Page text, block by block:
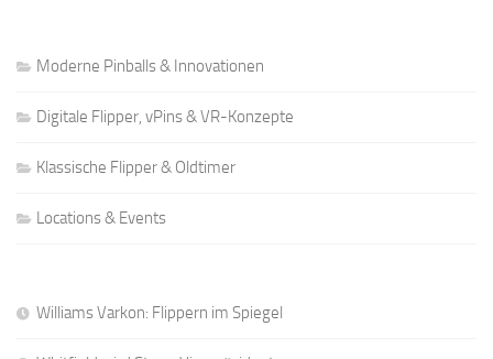
Moderne Pinballs & Innovationen
Digitale Flipper, vPins & VR-Konzepte
Klassische Flipper & Oldtimer
Locations & Events
Williams Varkon: Flippern im Spiegel